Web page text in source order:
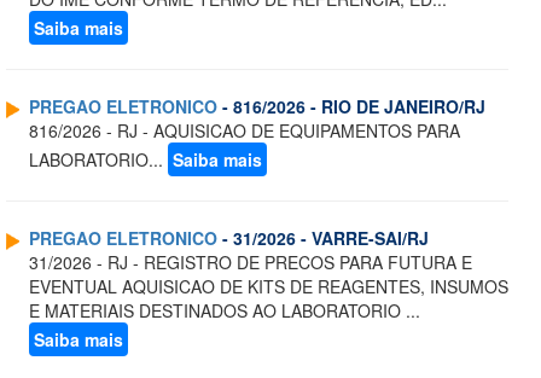
Saiba mais
PREGAO ELETRONICO - 816/2026 - RIO DE JANEIRO/RJ
816/2026 - RJ - AQUISICAO DE EQUIPAMENTOS PARA
LABORATORIO... Saiba mais
PREGAO ELETRONICO - 31/2026 - VARRE-SAI/RJ
31/2026 - RJ - REGISTRO DE PRECOS PARA FUTURA E
EVENTUAL AQUISICAO DE KITS DE REAGENTES, INSUMOS
E MATERIAIS DESTINADOS AO LABORATORIO ...
Saiba mais